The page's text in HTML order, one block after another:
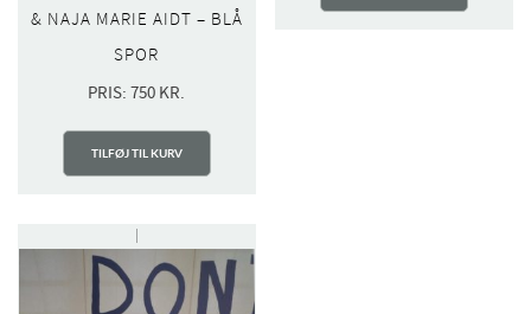
& NAJA MARIE AIDT – BLÅ
SPOR
PRIS:750 KR.
TILFØJ TIL KURV